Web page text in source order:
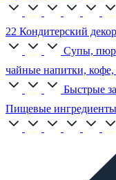
22 Кондитерский декор
Супы,
чайные напитки,
Быстрые
Пищевые ингредиенты